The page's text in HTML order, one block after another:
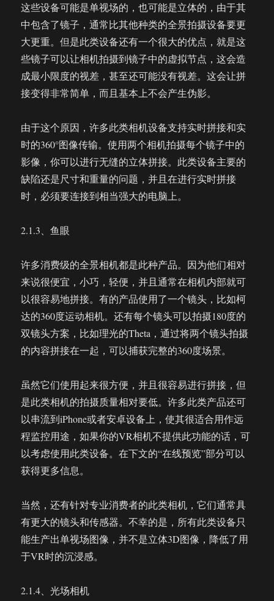
这些设备可能是单视场的，也可能是立体的，由于其
中包含了镜子，通常比其他种类的全景拍摄设备要更
大更重。但是此类设备还有一个很大的优点，就是这
些镜子可以让相机拍摄到镜子中的虚拟节点，这会造
成最小限度的视差，甚至还可能没有视差。这会让拼
接变得非常简单，而且基本上不会产生伪影。
由于这个原因，许多此类相机设备支持实时拼接和实
时的360°图像传输。使用两个相机拍摄每个镜子中的
影像，你可以进行无缝的立体拼接。此类设备主要的
缺陷还是尺寸和重量的问题，并且在进行实时拼接
时，必须要连接到相当强大的电脑上。
2.1.3、鱼眼
许多消费级的全景相机都是此种产品。因为他们相对
来说很便宜，小巧，轻便，并且通常在相机内部就可
以很容易地拼接。有的产品使用了一个镜头，比如柯
达的360度运动相机。还有每个镜头可以拍摄180度的
双镜头方案，比如理光的Theta，通过将两个镜头拍摄
的内容拼接在一起，可以捕获完整的360度场景。
虽然它们使用起来很方便，并且很容易进行拼接，但
是此类相机的拍摄质量相对要低。许多此类产品还可
以串流到iPhone或者安卓设备上，使其很适合用作远
程监控用途，如果你的VR相机不提供此功能的话，可
以考虑使用此类设备。在下文的“在线预览”部分可以
获得更多信息。
当然，还有针对专业消费者的此类相机，它们通常具
有更大的镜头和传感器。不幸的是，所有此类设备只
能生产出单视场图像，并不是立体3D图像，降低了用
于VR时的沉浸感。
2.1.4、光场相机